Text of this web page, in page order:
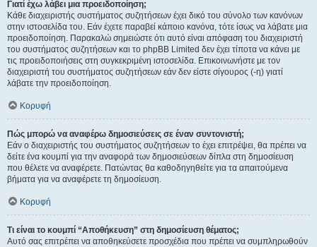
Γιατί έχω λάβει μια προειδοποίηση;
Κάθε διαχειριστής συστήματος συζητήσεων έχει δικό του σύνολο των κανόνων
στην ιστοσελίδα του. Εάν έχετε παραβεί κάποιο κανόνα, τότε ίσως να λάβατε μια
προειδοποίηση. Παρακαλώ σημειώστε ότι αυτό είναι απόφαση του διαχειριστή
του συστήματος συζητήσεων και το phpBB Limited δεν έχει τίποτα να κάνει με
τις προειδοποιήσεις στη συγκεκριμένη ιστοσελίδα. Επικοινωνήστε με τον
διαχειριστή του συστήματος συζητήσεων εάν δεν είστε σίγουρος (-η) γιατί
λάβατε την προειδοποίηση.
Κορυφή
Πώς μπορώ να αναφέρω δημοσιεύσεις σε έναν συντονιστή;
Εάν ο διαχειριστής του συστήματος συζητήσεων το έχει επιτρέψει, θα πρέπει να
δείτε ένα κουμπί για την αναφορά των δημοσιεύσεων δίπλα στη δημοσίευση
που θέλετε να αναφέρετε. Πατώντας θα καθοδηγηθείτε για τα απαιτούμενα
βήματα για να αναφέρετε τη δημοσίευση.
Κορυφή
Τι είναι το κουμπί “Αποθήκευση” στη δημοσίευση θέματος;
Αυτό σας επιτρέπει να αποθηκεύσετε προσχέδια που πρέπει να συμπληρωθούν